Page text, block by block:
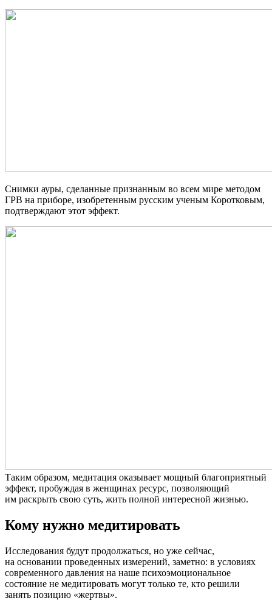
Снимки ауры, сделанные признанным во всем мире методом
ГРВ на приборе, изобретенным русским ученым Коротковым,
подтверждают этот эффект.
Таким образом, медитация оказывает мощный благоприятный
эффект, пробуждая в женщинах ресурс, позволяющий
им раскрыть свою суть, жить полной интересной жизнью.
Кому нужно медитировать
Исследования будут продолжаться, но уже сейчас,
на основании проведенных измерений, заметно: в условиях
современного давления на наше психоэмоциональное
состояние не медитировать могут только те, кто решили
занять позицию «жертвы».